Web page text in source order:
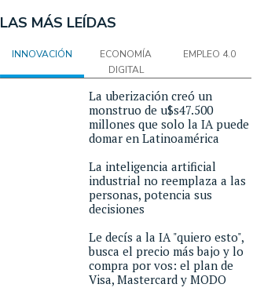
LAS MÁS LEÍDAS
INNOVACIÓN
ECONOMÍA
DIGITAL
EMPLEO 4.0
La uberización creó un
monstruo de u$s47.500
millones que solo la IA puede
domar en Latinoamérica
La inteligencia artificial
industrial no reemplaza a las
personas, potencia sus
decisiones
Le decís a la IA "quiero esto",
busca el precio más bajo y lo
compra por vos: el plan de
Visa, Mastercard y MODO